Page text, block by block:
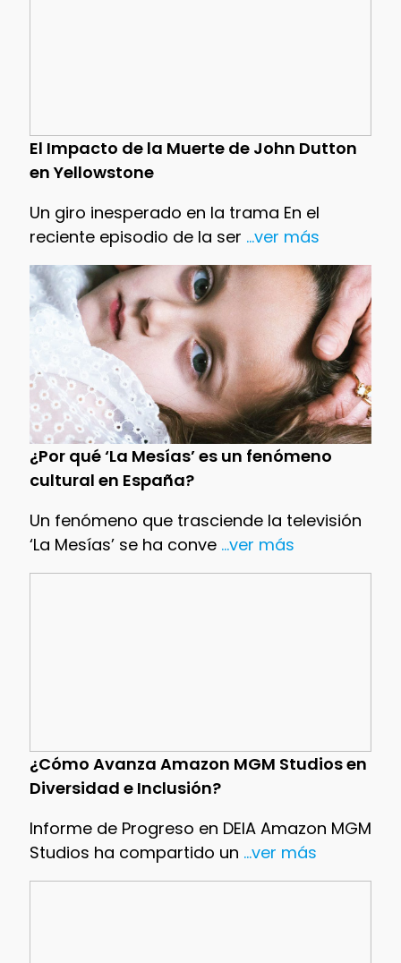
El Impacto de la Muerte de John Dutton
en Yellowstone
Un giro inesperado en la trama En el
reciente episodio de la ser ...ver más
¿Por qué ‘La Mesías’ es un fenómeno
cultural en España?
Un fenómeno que trasciende la televisión
‘La Mesías’ se ha conve...ver más
¿Cómo Avanza Amazon MGM Studios en
Diversidad e Inclusión?
Informe de Progreso en DEIA Amazon MGM
Studios ha compartido un ...ver más